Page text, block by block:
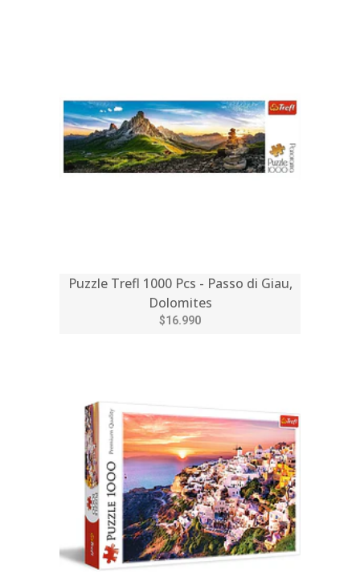
Puzzle Trefl 1000 Pcs - Passo di Giau,
Dolomites
$16.990